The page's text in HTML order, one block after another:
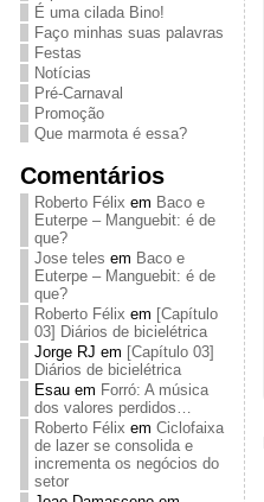
É uma cilada Bino!
Faço minhas suas palavras
Festas
Notícias
Pré-Carnaval
Promoção
Que marmota é essa?
Comentários
Roberto Félix em Baco e
Euterpe – Manguebit: é de
que?
Jose teles em Baco e
Euterpe – Manguebit: é de
que?
Roberto Félix em [Capítulo
03] Diários de bicielétrica
Jorge RJ em [Capítulo 03]
Diários de bicielétrica
Esauem Forró: A música
dos valores perdidos…
Roberto Félix em Ciclofaixa
de lazer se consolida e
incrementa os negócios do
setor